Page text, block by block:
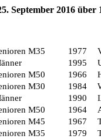
September 2016 über
M35 1977
1995
M50 1966
M30 1984
1990
M50 1964
M45 1967
M35 1979